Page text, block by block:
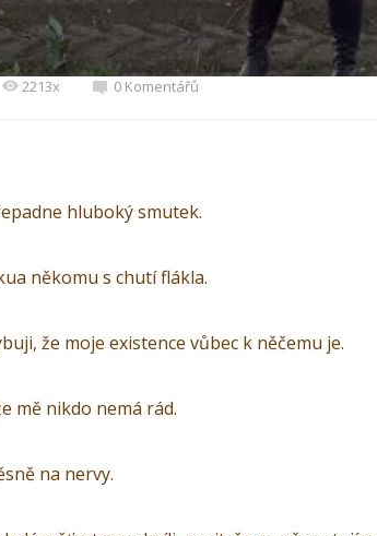
2213x 0 Komentářů
hluboký smutek.
někomu s chutí flákla.
že moje existence vůbec k něčemu je.
mě nikdo nemá rád.
na nervy.